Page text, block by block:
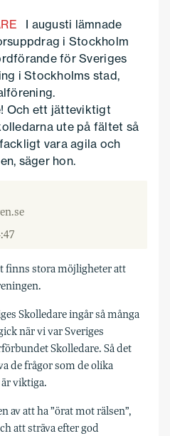
I augusti lämnade
i Stockholm
för Sveriges
i Stockholms stad,
Och ett jätteviktigt
ute på fältet så
vara agila och
säger hon.
finns stora möjligheter att
Skol­ledare ingår så många
när vi var Sveriges
Skolledare. Så det
de frågor som de olika
viktiga.
av att ha ”örat mot rälsen”,
att sträva efter god